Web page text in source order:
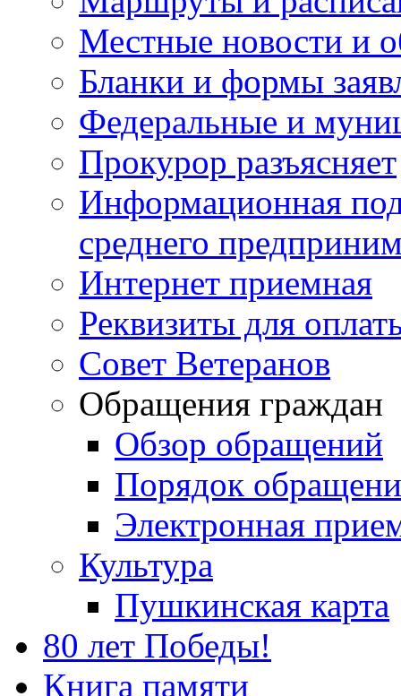
Местные новости и
Бланки и формы
Федеральные и
Прокурор разъясняет
Информационная
среднего
Интернет приемная
Реквизиты для
Совет Ветеранов
Обращения граждан
Обзор обращений
Порядок
Электронная
Культура
Пушкинская карта
80 лет Победы!
Книга памяти